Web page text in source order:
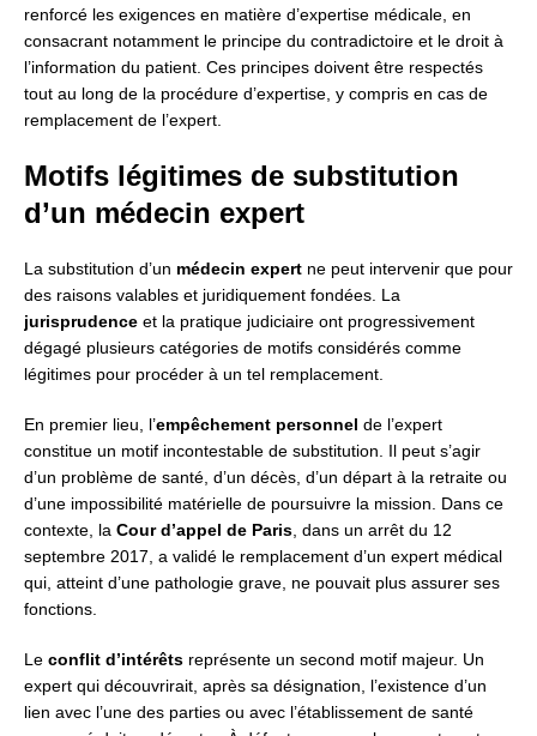
renforcé les exigences en matière d’expertise médicale, en
consacrant notamment le principe du contradictoire et le droit à
l’information du patient. Ces principes doivent être respectés
tout au long de la procédure d’expertise, y compris en cas de
remplacement de l’expert.
Motifs légitimes de substitution
d’un médecin expert
La substitution d’un médecin expert ne peut intervenir que pour
des raisons valables et juridiquement fondées. La
jurisprudence et la pratique judiciaire ont progressivement
dégagé plusieurs catégories de motifs considérés comme
légitimes pour procéder à un tel remplacement.
En premier lieu, l’empêchement personnel de l’expert
constitue un motif incontestable de substitution. Il peut s’agir
d’un problème de santé, d’un décès, d’un départ à la retraite ou
d’une impossibilité matérielle de poursuivre la mission. Dans ce
contexte, la Cour d’appel de Paris , dans un arrêt du 12
septembre 2017, a validé le remplacement d’un expert médical
qui, atteint d’une pathologie grave, ne pouvait plus assurer ses
fonctions.
Le conflit d’intérêts représente un second motif majeur. Un
expert qui découvrirait, après sa désignation, l’existence d’un
lien avec l’une des parties ou avec l’établissement de santé